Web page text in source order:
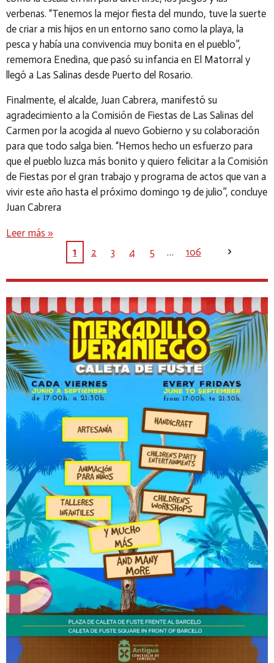
verbenas. “Tenemos la mejor fiesta del mundo, tuve la suerte
de criar a mis hijos en un entorno sano como la playa, la
pesca y había una convivencia muy bonita en el pueblo”,
rememora Enedina, que pasó su infancia en El Matorral y
llegó a Las Salinas desde Puerto del Rosario.
Finalmente, el alcalde, Juan Cabrera, manifestó su
agradecimiento a la Comisión de Fiestas de Las Salinas del
Carmen por la acogida al nuevo Gobierno y su colaboración
para que todo salga bien. “Hemos hecho un esfuerzo para
que el pueblo luzca más bonito y quiero felicitar a la Comisión
de Fiestas por el gran trabajo y programa de actos que van a
vivir este año hasta el próximo domingo 19 de julio”, concluye
Juan Cabrera
Leer más »
1
2 3 4 5 106